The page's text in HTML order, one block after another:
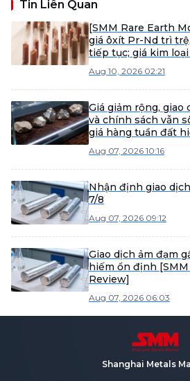
Tin Liên Quan
[SMM Rare Earth
giá ôxít Pr-Nd trì
tiếp tục; giá kim
khi công việc trở lại.
Aug 10, 2026 02:21
Giá giảm rộng,
và chính sách vẫn
giá hàng tuần đất
Aug 07, 2026 10:16
Nhận định giao
7/8
Aug 07, 2026 09:12
Giao dịch ảm đạm
hiếm ổn định
Review]
Aug 07, 2026 06:03
Shanghai Metals